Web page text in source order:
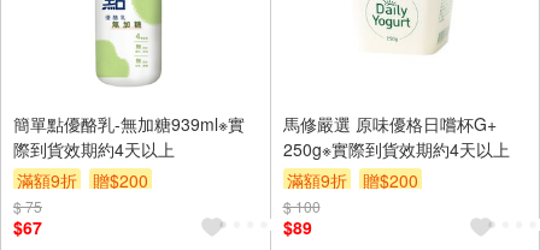
簡單點優酪乳-無加糖939ml※實
際到貨效期約4天以上
滿額9折
贈$200
$ 75
$67
馬修嚴選 原味優格日嚐杯G+
250g※實際到貨效期約4天以上
滿額9折
贈$200
$ 100
$89